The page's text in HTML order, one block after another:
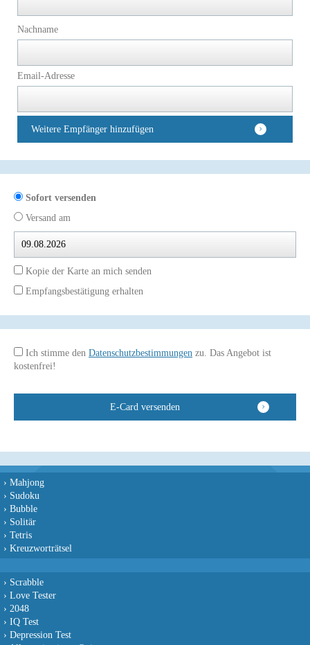
Nachname
Email-Adresse
Weitere Empfänger hinzufügen
Sofort versenden
Versand am
Kopie der Karte an mich senden
Empfangsbestätigung erhalten
Ich stimme den Datenschutzbestimmungen zu. Das Angebot ist
kostenfrei!
› Mahjong
› Sudoku
› Bubble
› Solitär
› Tetris
› Kreuzworträtsel
› Scrabble
› Love Tester
› 2048
› IQ Test
› Depression Test